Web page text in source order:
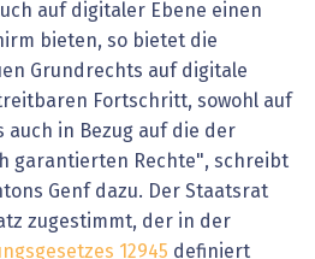
auf digitaler Ebene einen
bieten, so bietet die
Grundrechts auf digitale
Fortschritt, sowohl auf
auch in Bezug auf die der
garantierten Rechte", schreibt
Genf dazu. Der Staatsrat
zugestimmt, der in der
12945 definiert